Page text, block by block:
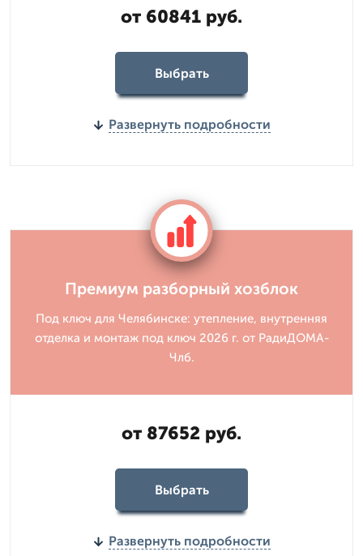
от 60841 руб.
Выбрать
Развернуть подробности
Премиум разборный хозблок
Под ключ для Челябинске: утепление, внутренняя
отделка и монтаж под ключ 2026 г. от РадиДОМА-
Члб.
от 87652 руб.
Выбрать
Развернуть подробности